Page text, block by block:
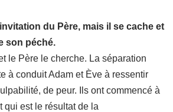
du Père, mais il se cache et
son péché.
le Père le cherche. La séparation
à conduit Adam et Ève à ressentir
de peur. Ils ont commencé à
qui est le résultat de la